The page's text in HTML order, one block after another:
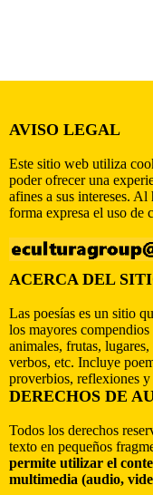
AVISO LEGAL
Este sitio web utiliza
poder ofrecer una
afines a sus intereses. Al
forma expresa el uso de
ACERCA DEL
Las poesías es un sitio
los mayores
animales, frutas,
verbos, etc. Incluye
proverbios, reflexiones y
DERECHOS DE
Todos los derechos
texto en pequeños
permite utilizar el
multimedia (audio,